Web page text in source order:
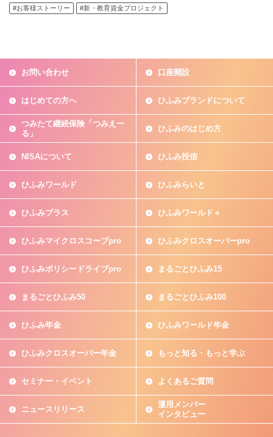
#お客様ストーリー
#新・教育資金プロジェクト
お問い合わせ 口座開設
はじめての方へ ひふみブランドについて
つみたて継続保険「つみえー
る」
ひふみのはじめ方
NISAについて ひふみ投信
ひふみワールド ひふみらいと
ひふみプラス ひふみワールド＋
ひふみマイクロスコープpro ひふみクロスオーバーpro
ひふみポリシードライブpro まるごとひふみ15
まるごとひふみ50 まるごとひふみ100
ひふみ年金 ひふみワールド年金
ひふみクロスオーバー年金 もっと知る・もっと学ぶ
セミナー・イベント よくあるご質問
ニュースリリース
運用メンバー
インタビュー